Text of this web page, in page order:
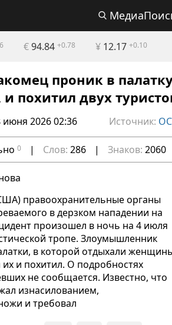
€94.84 +0.78 ¥ 12.17 +0.10
проник в
и похитил двух
июня 2026 02:36 Источник:
0 | Слов: 286 | Знаков: 2060
правоохранительные органы
в дерзком нападении на
произошел в ночь на 4 июля
тропе. Злоумышленник
в которой отдыхали
их и похитил. О подробностях
не сообщается. Известно, что
изнасилованием,
и требовал